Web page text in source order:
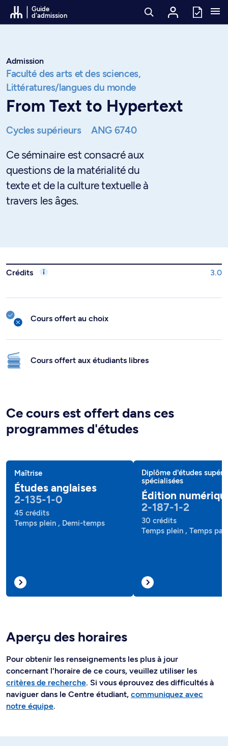
Passer au contenu
Guide
d'admission
Admission
Faculté des arts et des sciences,
Littératures/langues du monde
From Text to Hypertext
Cycles supérieurs ANG 6740
Ce séminaire est consacré aux
questions de la matérialité du
texte et de la culture textuelle à
travers les âges.
Crédits 3.0
Cours offert au choix
Cours offert aux étudiants libres
Ce cours est offert dans ces
programmes d'études
Maîtrise
Études anglaises
2-135-1-0
45 crédits
Temps plein , Demi-temps
Diplôme d'études
spécialisées
Édition
2-187-1-2
30 crédits
Temps plein , Temps
Aperçu des horaires
Pour obtenir les renseignements les plus à jour
concernant l'horaire de ce cours, veuillez utiliser les
critères de recherche. Si vous éprouvez des difficultés à
naviguer dans le Centre étudiant, communiquez avec
notre équipe.